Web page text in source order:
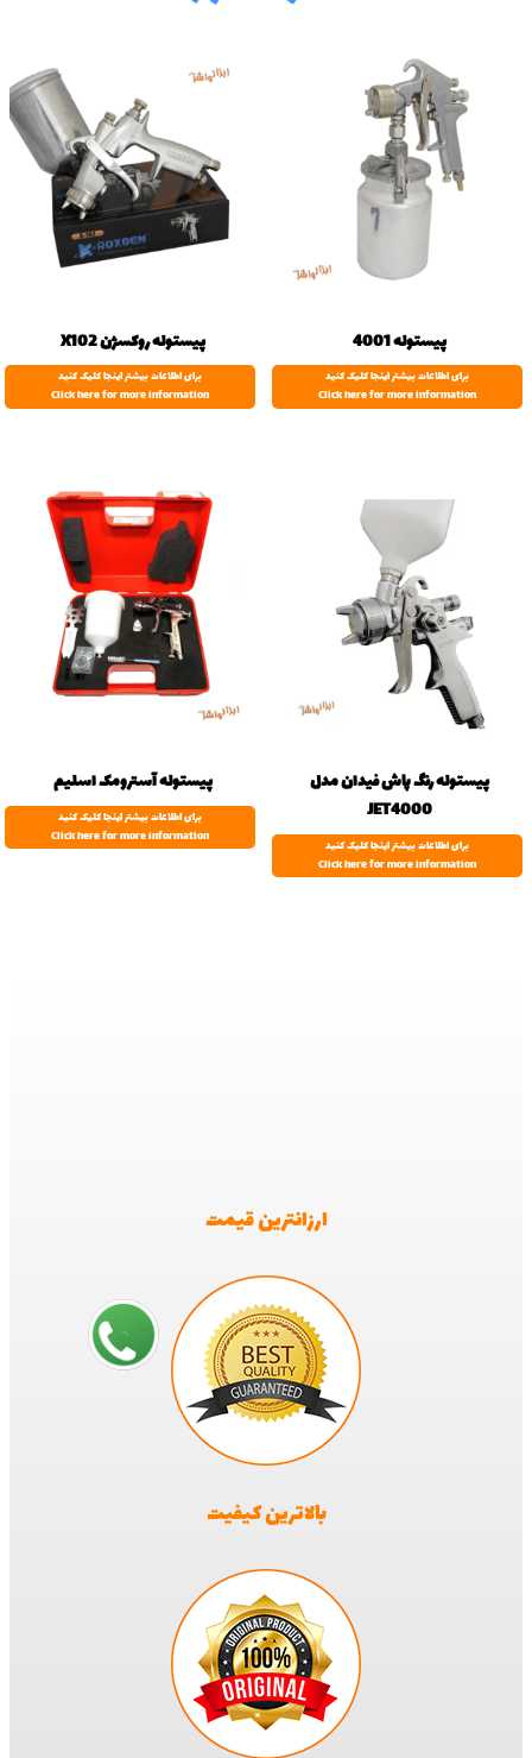
پیستوله 4001
برای اطلاعات بیشتر اینجا کلیک کنید
Click here for more information
پیستوله روکسژن X102
برای اطلاعات بیشتر اینجا کلیک کنید
Click here for more information
پیستوله رنگ پاش فیدان مدل
JET4000
برای اطلاعات بیشتر اینجا کلیک کنید
Click here for more information
پیستوله آسترومک اسلیم
برای اطلاعات بیشتر اینجا کلیک کنید
Click here for more information
ارزانترین قیمت
بالاترین کیفیت